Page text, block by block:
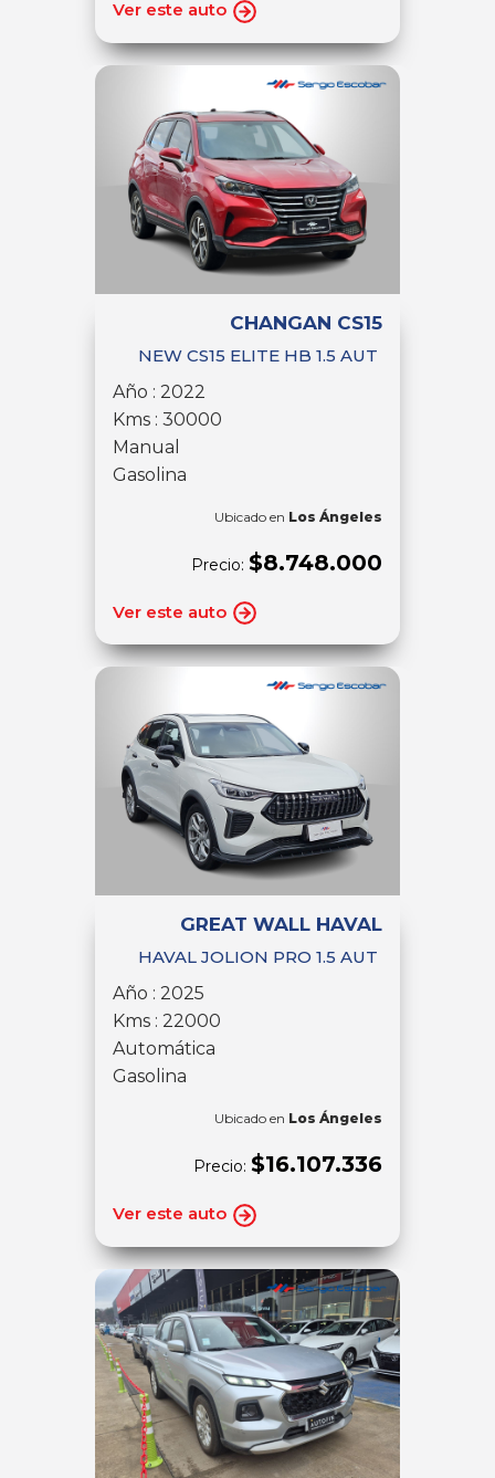
Ver este auto
CHANGAN CS15
NEW CS15 ELITE HB 1.5 AUT
Año : 2022
Kms : 30000
Manual
Gasolina
Ubicado en Los Ángeles
Precio: $8.748.000
Ver este auto
GREAT WALL HAVAL
HAVAL JOLION PRO 1.5 AUT
Año : 2025
Kms : 22000
Automática
Gasolina
Ubicado en Los Ángeles
Precio: $16.107.336
Ver este auto